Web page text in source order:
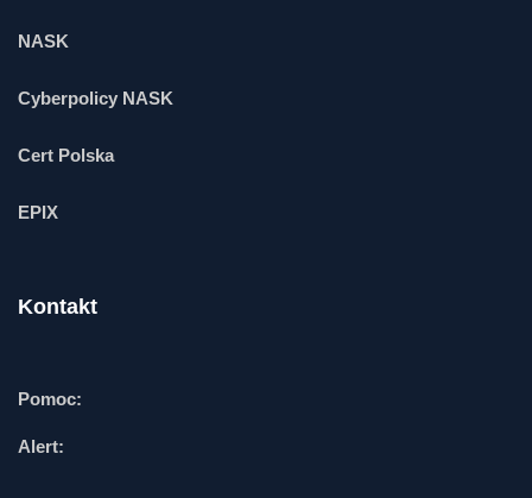
NASK
Cyberpolicy NASK
Cert Polska
EPIX
Kontakt
Pomoc:
Alert: